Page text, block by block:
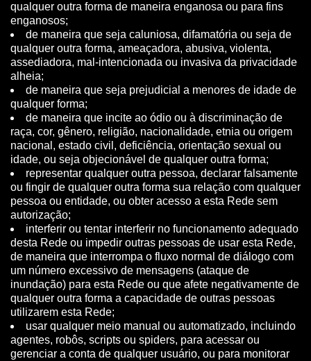
qualquer outra forma de maneira enganosa ou para fins
enganosos;
de maneira que seja caluniosa, difamatória ou seja de
qualquer outra forma, ameaçadora, abusiva, violenta,
assediadora, mal-intencionada ou invasiva da privacidade
alheia;
de maneira que seja prejudicial a menores de idade de
qualquer forma;
de maneira que incite ao ódio ou à discriminação de
raça, cor, gênero, religião, nacionalidade, etnia ou origem
nacional, estado civil, deficiência, orientação sexual ou
idade, ou seja objecionável de qualquer outra forma;
representar qualquer outra pessoa, declarar falsamente
ou fingir de qualquer outra forma sua relação com qualquer
pessoa ou entidade, ou obter acesso a esta Rede sem
autorização;
interferir ou tentar interferir no funcionamento adequado
desta Rede ou impedir outras pessoas de usar esta Rede,
de maneira que interrompa o fluxo normal de diálogo com
um número excessivo de mensagens (ataque de
inundação) para esta Rede ou que afete negativamente de
qualquer outra forma a capacidade de outras pessoas
utilizarem esta Rede;
usar qualquer meio manual ou automatizado, incluindo
agentes, robôs, scripts ou spiders, para acessar ou
gerenciar a conta de qualquer usuário, ou para monitorar